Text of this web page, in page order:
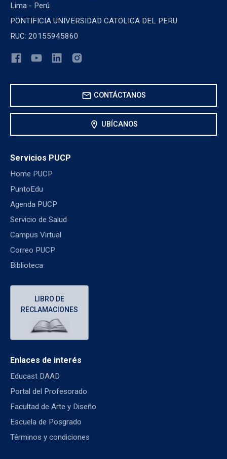
Lima - Perú
PONTIFICIA UNIVERSIDAD CATOLICA DEL PERU
RUC: 20155945860
mail CONTÁCTANOS
location_on UBÍCANOS
Servicios PUCP
Home PUCP
PuntoEdu
Agenda PUCP
Servicio de Salud
Campus Virtual
Correo PUCP
Biblioteca
LIBRO DE
RECLAMACIONES
Enlaces de interés
Educast DAAD
Portal del Profesorado
Facultad de Arte y Diseño
Escuela de Posgrado
Términos y condiciones